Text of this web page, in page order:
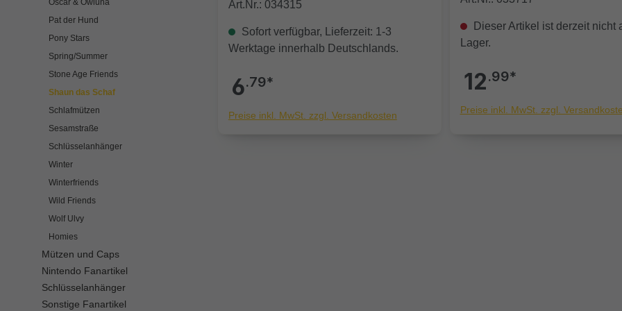
Oscar & Owluna
Pat der Hund
Pony Stars
Spring/Summer
Stone Age Friends
Shaun das Schaf
Schlafmützen
Sesamstraße
Schlüsselanhänger
Winter
Winterfriends
Wild Friends
Wolf Ulvy
Homies
Mützen und Caps
Nintendo Fanartikel
Schlüsselanhänger
Sonstige Fanartikel
Art.Nr.: 034315
Sofort verfügbar, Lieferzeit: 1-3
Werktage innerhalb Deutschlands.
6.79*
Preise inkl. MwSt. zzgl. Versandkosten
Dieser Artikel ist derzeit nicht
Lager.
12.99*
Preise inkl. MwSt. zzgl.